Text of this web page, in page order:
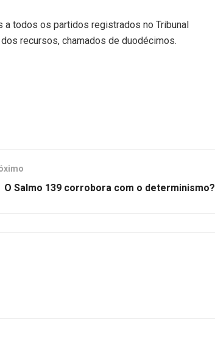
todos os partidos registrados no Tribunal
recursos, chamados de duodécimos.
O Salmo 139 corrobora com o determinismo?